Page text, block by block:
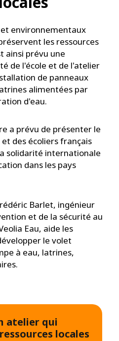
environnementaux
les ressources
ainsi prévu une
de l'école et de l'atelier
de panneaux
alimentées par
d'eau.
a prévu de présenter le
des écoliers français
solidarité internationale
dans les pays
Barlet, ingénieur
et de la sécurité au
Eau, aide les
le volet
à eau, latrines,
atelier qui
locales